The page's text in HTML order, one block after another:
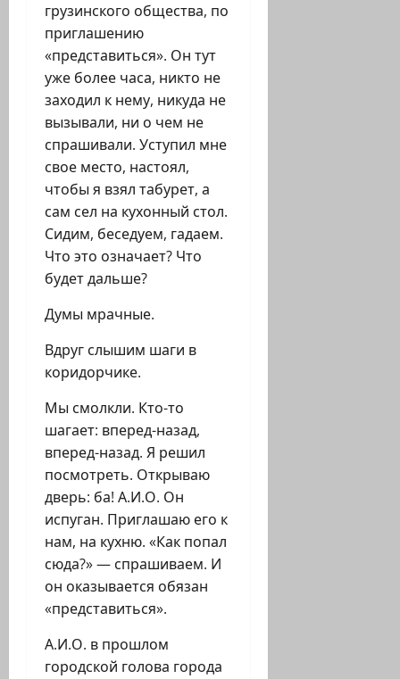
грузинского общества, по
приглашению
«представиться». Он тут
уже более часа, никто не
заходил к нему, никуда не
вызывали, ни о чем не
спрашивали. Уступил мне
свое место, настоял,
чтобы я взял табурет, а
сам сел на кухонный стол.
Сидим, беседуем, гадаем.
Что это означает? Что
будет дальше?
Думы мрачные.
Вдруг слышим шаги в
коридорчике.
Мы смолкли. Кто-то
шагает: вперед-назад,
вперед-назад. Я решил
посмотреть. Открываю
дверь: ба! А.И.О. Он
испуган. Приглашаю его к
нам, на кухню. «Как попал
сюда?» — спрашиваем. И
он оказывается обязан
«представиться».
А.И.О. в прошлом
городской голова города